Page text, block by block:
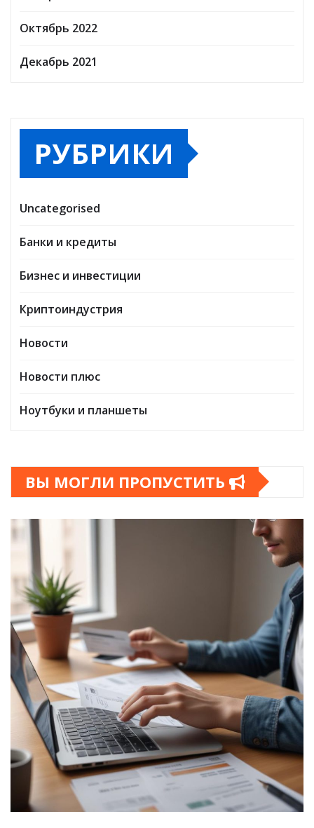
Октябрь 2022
Декабрь 2021
РУБРИКИ
Uncategorised
Банки и кредиты
Бизнес и инвестиции
Криптоиндустрия
Новости
Новости плюс
Ноутбуки и планшеты
ВЫ МОГЛИ ПРОПУСТИТЬ